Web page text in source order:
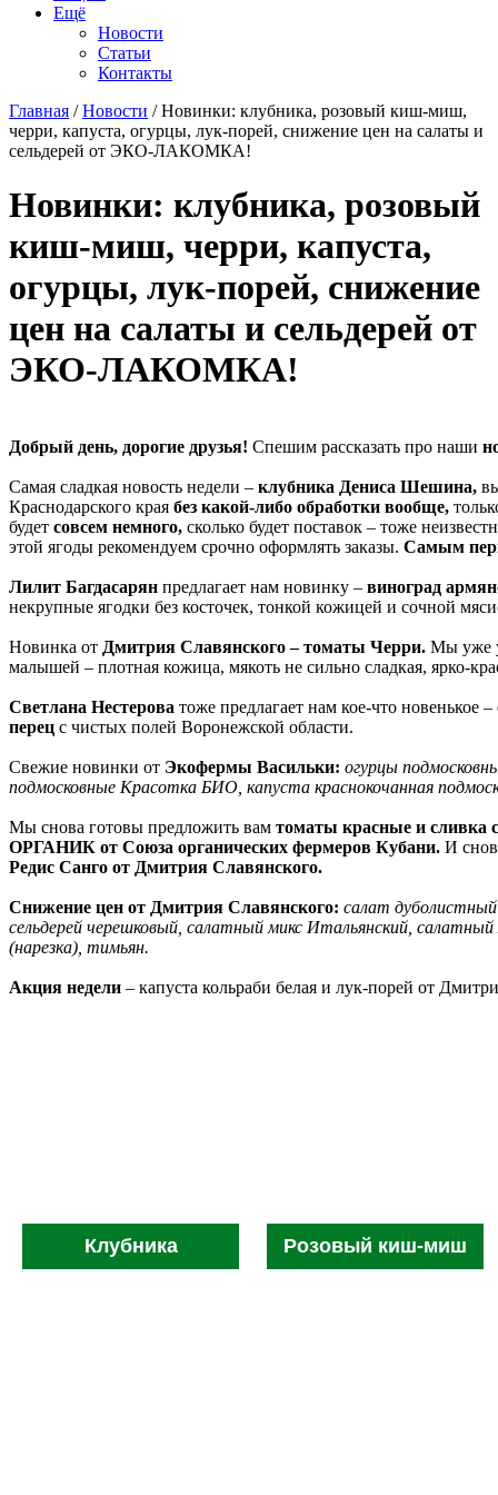
Ещё
Новости
Статьи
Контакты
Главная /Новости / Новинки: клубника, розовый киш-миш,
черри, капуста, огурцы, лук-порей, снижение цен на салаты и
сельдерей от ЭКО-ЛАКОМКА!
Новинки: клубника, розовый
киш-миш, черри, капуста,
огурцы, лук-порей, снижение
цен на салаты и сельдерей от
ЭКО-ЛАКОМКА!
Добрый день, дорогие друзья! Спешим рассказать про наши
Самая сладкая новость недели – клубника Дениса Шешина,
Краснодарского края без какой-либо обработки вообще,
будет совсем немного, сколько будет поставок – тоже
этой ягоды рекомендуем срочно оформлять заказы. Самым
Лилит Багдасарян предлагает нам новинку – виноград
некрупные ягодки без косточек, тонкой кожицей и сочной
Новинка от Дмитрия Славянского – томаты Черри. Мы уже
малышей – плотная кожица, мякоть не сильно сладкая, ярко-
Светлана Нестерова тоже предлагает нам кое-что новенькое –
перец с чистых полей Воронежской области.
Свежие новинки от Экофермы Васильки: огурцы
подмосковные Красотка БИО, капуста краснокочанная
Мы снова готовы предложить вам томаты красные и сливка
ОРГАНИК от Союза органических фермеров Кубани. И
Редис Санго от Дмитрия Славянского.
Снижение цен от Дмитрия Славянского: салат
сельдерей черешковый, салатный микс Итальянский,
(нарезка), тимьян.
Акция недели – капуста кольраби белая и лук-порей от
Клубника Розовый киш-миш